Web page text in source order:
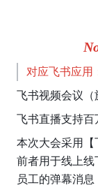
对应飞书应用
飞书视频会议（
飞书直播支持百
本次大会采用【
前者用于线上
员工的弹幕消